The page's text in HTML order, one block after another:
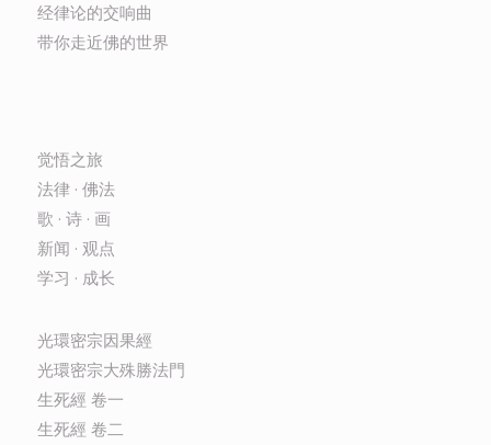
经律论的交响曲
带你走近佛的世界
觉悟之旅
法律 · 佛法
歌 · 诗 · 画
新闻 · 观点
学习 · 成长
光環密宗因果經
光環密宗大殊勝法門
生死經 卷一
生死經 卷二